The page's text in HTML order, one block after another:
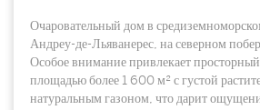
Очаровательный дом в
Андреу-де-Льяванерес, на северном
Особое внимание привлекает
площадью более 1 600 м² с густой
натуральным газоном, что дарит